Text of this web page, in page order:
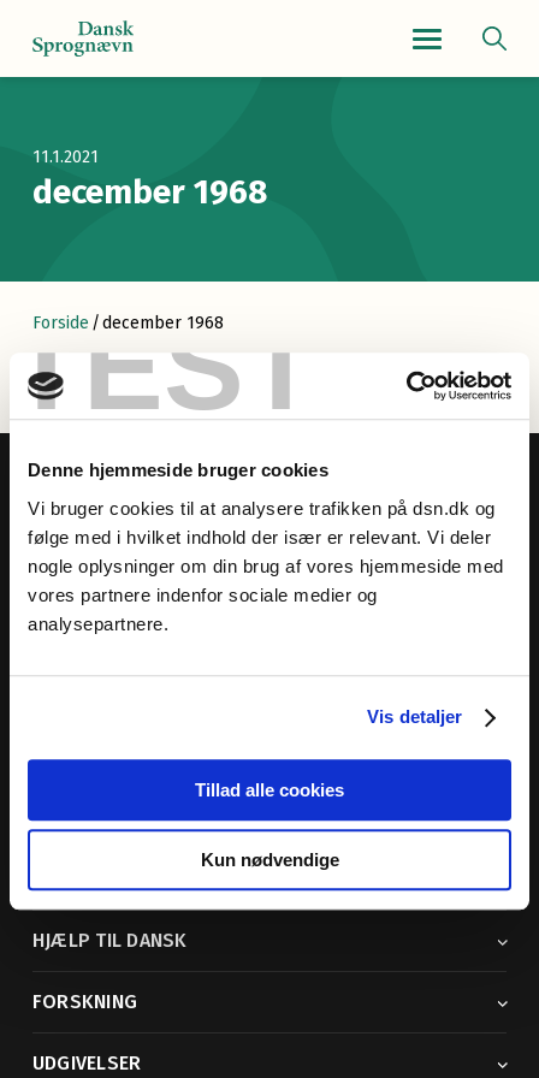
TEST
Denne hjemmeside bruger cookies
Vi bruger cookies til at analysere trafikken på dsn.dk og
følge med i hvilket indhold der især er relevant. Vi deler
nogle oplysninger om din brug af vores hjemmeside med
vores partnere indenfor sociale medier og
analysepartnere.
Vis detaljer
Tillad alle cookies
Kun nødvendige
Navigationsmenu
11.1.2021
december 1968
Forside /december 1968
Dansk Sprognævn
Adelgade 119 B
5400 Bogense
· adm@dsn.dk
HJÆLP TIL DANSK
FORSKNING
UDGIVELSER